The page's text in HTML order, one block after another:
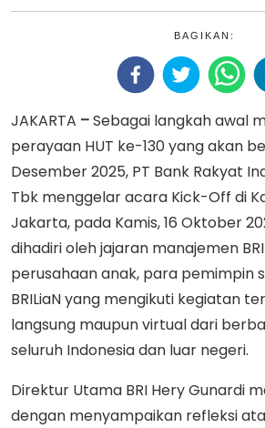
BAGIKAN:
JAKARTA –Sebagai langkah awal
perayaan HUT ke-130 yang akan
Desember 2025, PT Bank Rakyat
Tbk menggelar acara Kick-Off di
Jakarta, pada Kamis, 16 Oktober
dihadiri oleh jajaran manajemen
perusahaan anak, para pemimpin
BRILiaN yang mengikuti kegiatan
langsung maupun virtual dari
seluruh Indonesia dan luar negeri.
Direktur Utama BRI Hery Gunardi
dengan menyampaikan refleksi